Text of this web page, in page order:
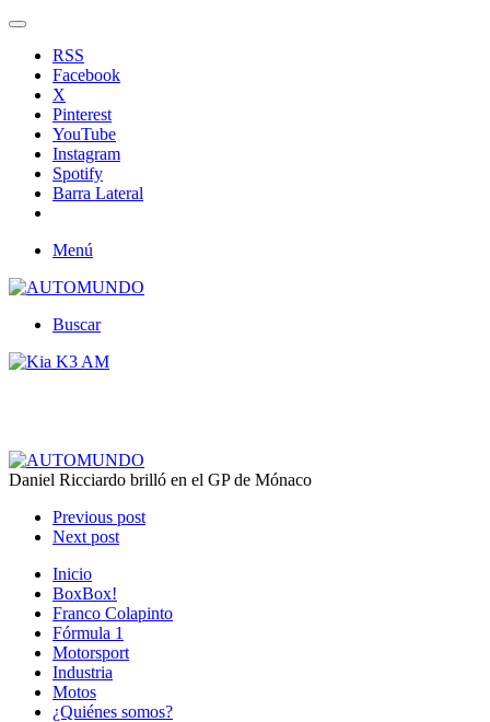
RSS
Facebook
X
Pinterest
YouTube
Instagram
Spotify
Barra Lateral
Menú
Buscar
Daniel Ricciardo brilló en el GP de Mónaco
Previous post
Next post
Inicio
BoxBox!
Franco Colapinto
Fórmula 1
Motorsport
Industria
Motos
¿Quiénes somos?